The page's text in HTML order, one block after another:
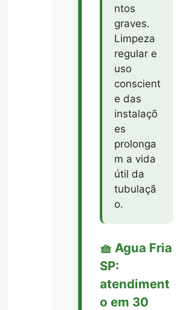
ntos
graves.
Limpeza
regular e
uso
conscient
e das
instalaçõ
es
prolonga
m a vida
útil da
tubulaçã
o.
🧺 Agua Fria
SP:
atendiment
o em 30